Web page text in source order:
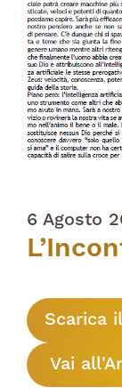
6 Agosto
Scarica
Vai